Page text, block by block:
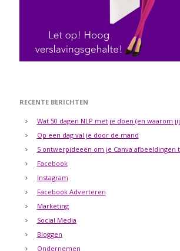
RECENTE BERICHTEN
Wat 50 dagen NLP met je doen (en waarom
Op een dag val je door de mand
5 ontwerpideeën om je Canva afbeeldingen
Facebook
Instagram
Facebook Adverteren
Marketing
Social Media
Bloggen
Ondernemen